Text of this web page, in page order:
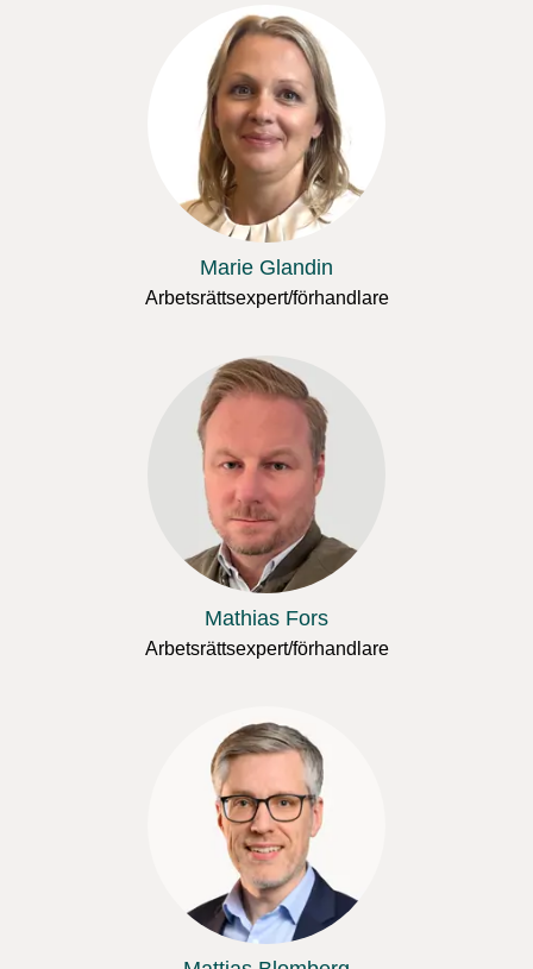
Marie Glandin
Arbetsrättsexpert/förhandlare
Mathias Fors
Arbetsrättsexpert/förhandlare